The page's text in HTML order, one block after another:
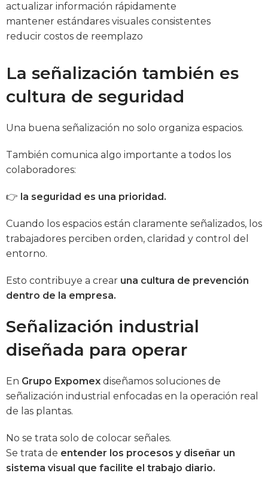
actualizar información rápidamente
mantener estándares visuales consistentes
reducir costos de reemplazo
La señalización también es
cultura de seguridad
Una buena señalización no solo organiza espacios.
También comunica algo importante a todos los
colaboradores:
👉 la seguridad es una prioridad.
Cuando los espacios están claramente señalizados, los
trabajadores perciben orden, claridad y control del
entorno.
Esto contribuye a crear una cultura de prevención
dentro de la empresa.
Señalización industrial
diseñada para operar
En Grupo Expomex diseñamos soluciones de
señalización industrial enfocadas en la operación real
de las plantas.
No se trata solo de colocar señales.
Se trata de entender los procesos y diseñar un
sistema visual que facilite el trabajo diario.